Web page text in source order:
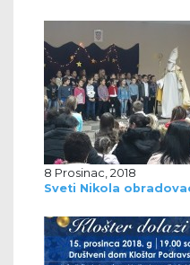
8 Prosinac, 2018
Sveti Nikola